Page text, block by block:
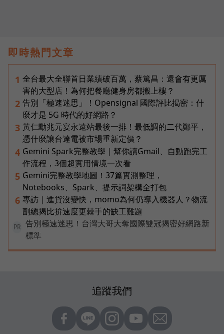
即時熱門文章
1 全台最大全聯首日業績破百萬，蔡篤昌：還會有更厲
害的大型店！為何把餐廳健身房都搬上樓？
2 告別「極速迷思」！Opensignal 國際評比揭密：什
麼才是 5G 時代的好網路？
3 黃仁勳兆元宴永遠站最後一排！最低調的二代鄭平，
憑什麼讓台達電被市場重新定價？
4 Gemini Spark完整教學｜幫你讀Gmail、自動跑完工
作流程，3個超實用情境一次看
5 Gemini完整教學地圖！37篇實測整理，
Notebooks、Spark、提示詞架構全打包
6 專訪｜進貨沒變快，momo為何仍導入機器人？物流
副總揭比拚速度更棘手的缺工難題
PR
告別極速迷思！台灣大哥大奪國際雙冠揭密好網路新
標準
追蹤我們